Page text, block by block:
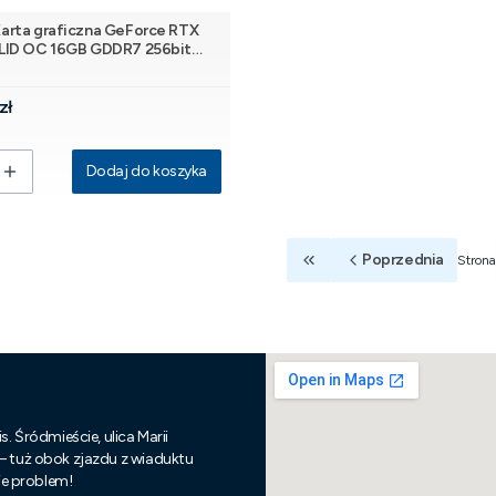
graficzna GeForce RTX
OC 16GB GDDR7 256bit
Dodaj do koszyka
Wróć do pierwszej strony
Poprzednia Strona
Śródmieście, ulica Marii
tuż obok zjazdu z wiaduktu
problem!